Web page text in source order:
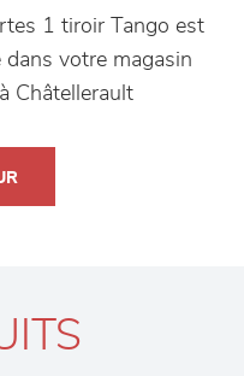
1 tiroir Tango est
votre magasin
à Châtellerault